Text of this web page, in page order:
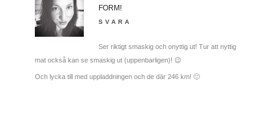
FORM!
SVARA
Ser riktigt smaskig och onyttig ut! Tur att nyttig
mat också kan se smaskig ut (uppenbarligen)! 😉
Och lycka till med uppladdningen och de där 246 km! 🙂